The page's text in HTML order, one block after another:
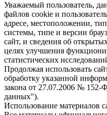
Уважаемый пользователь,
файлов cookie и
адресе, местоположении,
системы, типе и версии
сайт, и сведения об
целях улучшения
статистических
Продолжая использовать
обработку указанной
закона от 27.07.2006 № 152-
данных").
Использование материалов